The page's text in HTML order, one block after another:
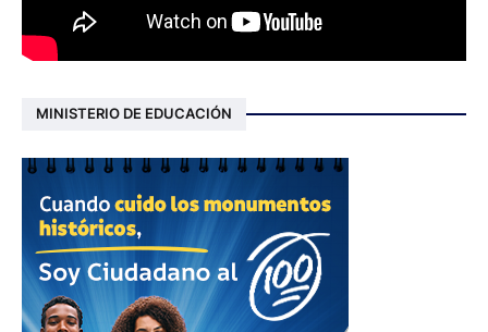
MINISTERIO DE EDUCACIÓN